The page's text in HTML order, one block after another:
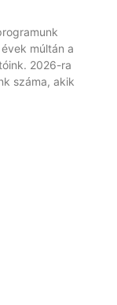
múltán a
2026-ra
száma, akik